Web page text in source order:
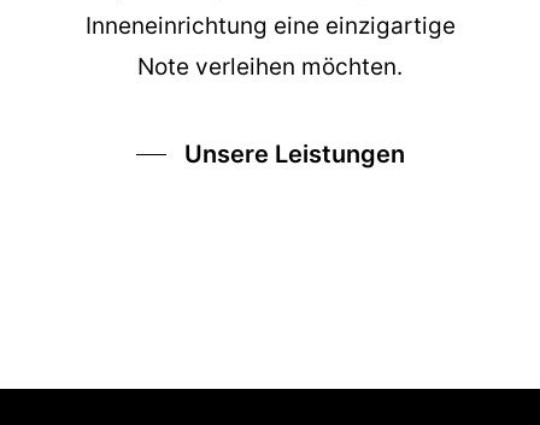
Inneneinrichtung eine einzigartige
Note verleihen möchten.
Unsere Leistungen